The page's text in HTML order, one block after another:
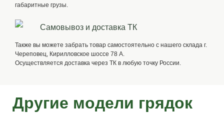
габаритные грузы.
Самовывоз и доставка ТК
Также вы можете забрать товар самостоятельно с нашего склада г.
Череповец, Кирилловское шоссе 78 А.
Осуществляется доставка через ТК в любую точку России.
Другие модели грядок